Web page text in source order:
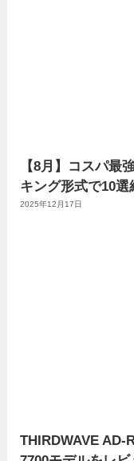
【8月】コスパ最
キング形式で10選
2025年12月17日
THIRDWAVE AD-